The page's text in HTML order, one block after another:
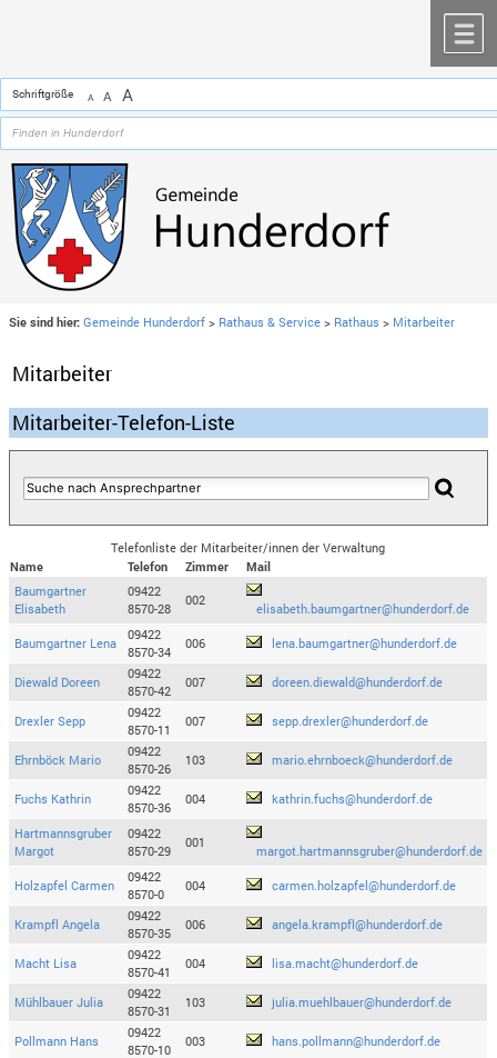
Schriftgröße A A A
Sie sind hier: Gemeinde Hunderdorf > Rathaus & Service > Rathaus > Mitarbeiter
Mitarbeiter
Mitarbeiter-Telefon-Liste
Telefonliste der Mitarbeiter/innen der Verwaltung
Name
Telefon Zimmer
Mail
Baumgartner
Elisabeth
09422
8570-28
002
elisabeth.baumgartner@hunderdorf.de
Baumgartner Lena
09422
8570-34
006 lena.baumgartner@hunderdorf.de
Diewald Doreen
09422
8570-42
007 doreen.diewald@hunderdorf.de
Drexler Sepp
09422
8570-11
007 sepp.drexler@hunderdorf.de
Ehrnböck Mario
09422
8570-26
103 mario.ehrnboeck@hunderdorf.de
Fuchs Kathrin
09422
8570-36
004 kathrin.fuchs@hunderdorf.de
Hartmannsgruber
Margot
09422
8570-29
001
margot.hartmannsgruber@hunderdorf.de
Holzapfel Carmen
09422
8570-0
004 carmen.holzapfel@hunderdorf.de
Krampfl Angela
09422
8570-35
006 angela.krampfl@hunderdorf.de
Macht Lisa
09422
8570-41
004 lisa.macht@hunderdorf.de
Mühlbauer Julia
09422
8570-31
103 julia.muehlbauer@hunderdorf.de
Pollmann Hans
09422
8570-10
003 hans.pollmann@hunderdorf.de